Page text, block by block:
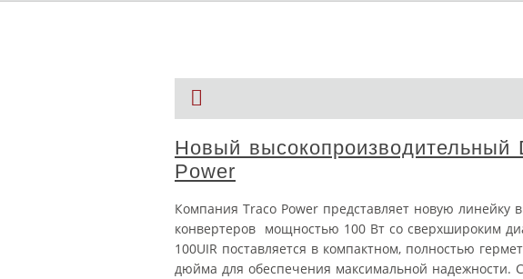
Новый высокопроизводительный
Power
Компания Traco Power представляет новую линейку
конвертеров мощностью 100 Вт со сверхшироким
100UIR поставляется в компактном, полностью
дюйма для обеспечения максимальной надежности.